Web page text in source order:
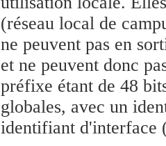
(réseau local de
ne peuvent pas en
et ne peuvent donc
préfixe étant de 48
globales, avec un
identifiant d'interface